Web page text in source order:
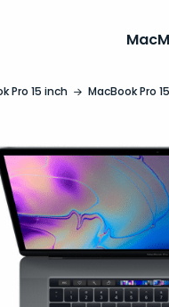
Mac
Pro 15 inch MacBook Pro